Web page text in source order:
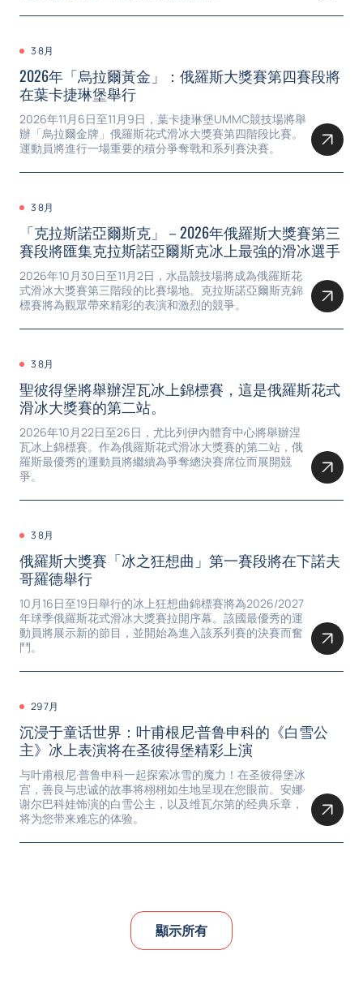
3 8月
2026年「烏拉爾黃金」：俄羅斯大獎賽第四賽段將
在葉卡捷琳堡舉行
2026年11月6日至11月9日，葉卡捷琳堡UMMC競技場將舉
辦「烏拉爾金牌」俄羅斯花式滑冰大獎賽第四階段比賽。
運動員將進行一場重要的積分爭奪戰和系列賽決賽。
3 8月
「克拉斯諾亞爾斯克」－2026年俄羅斯大獎賽第三
賽段將匯集克拉斯諾亞爾斯克冰上最強的滑冰選手
2026年10月30日至11月2日，水晶競技場將成為俄羅斯花
式滑冰大獎賽第三階段的比賽場地。克拉斯諾亞爾斯克錦
標賽將為觀眾帶來精彩的表演和激烈的競爭。
3 8月
聖彼得堡將舉辦涅瓦冰上錦標賽，這是俄羅斯花式
滑冰大獎賽的第二站。
2026年10月22日至26日，尤比列伊內體育中心將舉辦涅
瓦冰上錦標賽。作為俄羅斯花式滑冰大獎賽的第二站，俄
羅斯最優秀的運動員將繼續為爭奪總決賽席位而展開競
爭。
3 8月
俄羅斯大獎賽「冰之狂想曲」第一賽段將在下諾夫
哥羅德舉行
10月16日至19日舉行的冰上狂想曲錦標賽將為2026/2027
年球季俄羅斯花式滑冰大獎賽拉開序幕。該國最優秀的運
動員將展示新的節目，並開始為進入該系列賽的決賽而奮
鬥。
29 7月
沉浸于童话世界：叶甫根尼·普鲁申科的《白雪公
主》冰上表演将在圣彼得堡精彩上演
与叶甫根尼·普鲁申科一起探索冰雪的魔力！在圣彼得堡冰
宫，善良与忠诚的故事将栩栩如生地呈现在您眼前。安娜·
谢尔巴科娃饰演的白雪公主，以及维瓦尔第的经典乐章，
将为您带来难忘的体验。
顯示所有